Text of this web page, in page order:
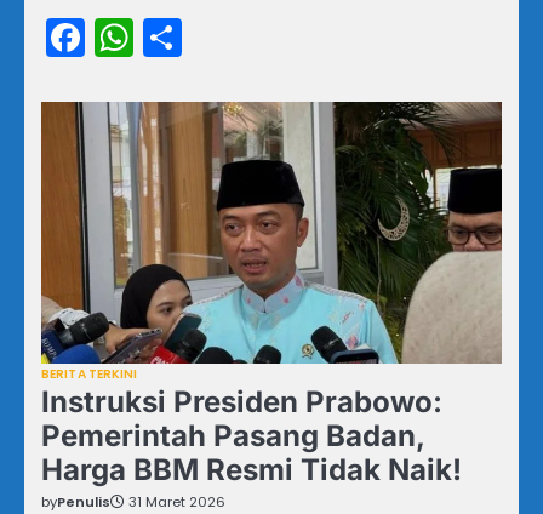
Facebook
WhatsApp
BERITA TERKINI
Instruksi Presiden Prabowo:
Pemerintah Pasang Badan,
Harga BBM Resmi Tidak Naik!
byPenulis 31 Maret 2026